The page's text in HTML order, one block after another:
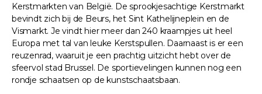
Kerstmarkten van België. De sprookjesachtige Kerstmarkt
bevindt zich bij de Beurs, het Sint Kathelijneplein en de
Vismarkt. Je vindt hier meer dan 240 kraampjes uit heel
Europa met tal van leuke Kerstspullen. Daarnaast is er een
reuzenrad, waaruit je een prachtig uitzicht hebt over de
sfeervol stad Brussel. De sportievelingen kunnen nog een
rondje schaatsen op de kunstschaatsbaan.